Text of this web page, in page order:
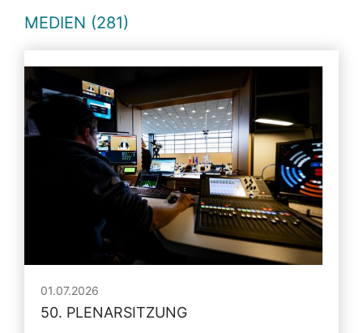
MEDIEN (281)
01.07.2026
50. PLENARSITZUNG